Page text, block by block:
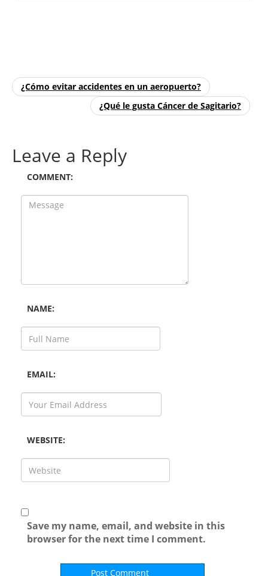
¿Cómo evitar accidentes en un aeropuerto?
¿Qué le gusta Cáncer de Sagitario?
Leave a Reply
COMMENT:
NAME:
EMAIL:
WEBSITE:
Save my name, email, and website in this
browser for the next time I comment.